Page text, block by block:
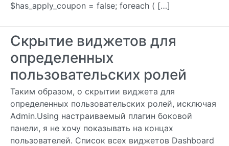
$has_apply_coupon = false; foreach ( […]
Скрытие виджетов для
определенных
пользовательских ролей
Таким образом, о скрытии виджета для
определенных пользовательских ролей, исключая
Admin.Using настраиваемый плагин боковой
панели, я не хочу показывать на концах
пользователей. Список всех виджетов Dashboard